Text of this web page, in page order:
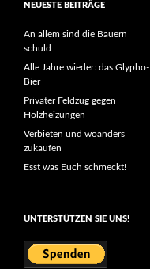
NEUESTE BEITRÄGE
An allem sind die Bauern
schuld
Alle Jahre wieder: das Glypho-
Bier
Privater Feldzug gegen
Holzheizungen
Verbieten und woanders
zukaufen
Esst was Euch schmeckt!
UNTERSTÜTZEN SIE UNS!